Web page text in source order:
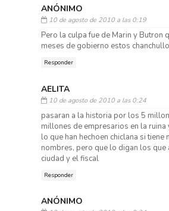
ANÓNIMO
10 de agosto de 2010 a las 0:19
Pero la culpa fue de Marin y Butron
meses de gobierno estos
Responder
AELITA
10 de agosto de 2010 a las 0:24
pasaran a la historia por los 5
millones de empresarios en la ruina
lo que han hechoen chiclana si tiene
nombres, pero que lo digan los que
ciudad y el fiscal
Responder
ANÓNIMO